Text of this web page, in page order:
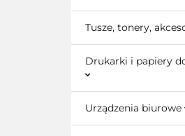
Tusze, tonery,
Drukarki i papiery
Urządzenia biurowe